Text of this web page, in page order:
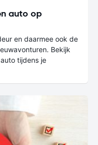
auto op
en daarmee ook de
Bekijk
tijdens je